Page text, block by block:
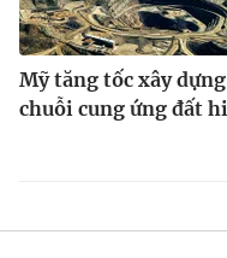
Mỹ tăng tốc xây dựng
chuỗi cung ứng đất